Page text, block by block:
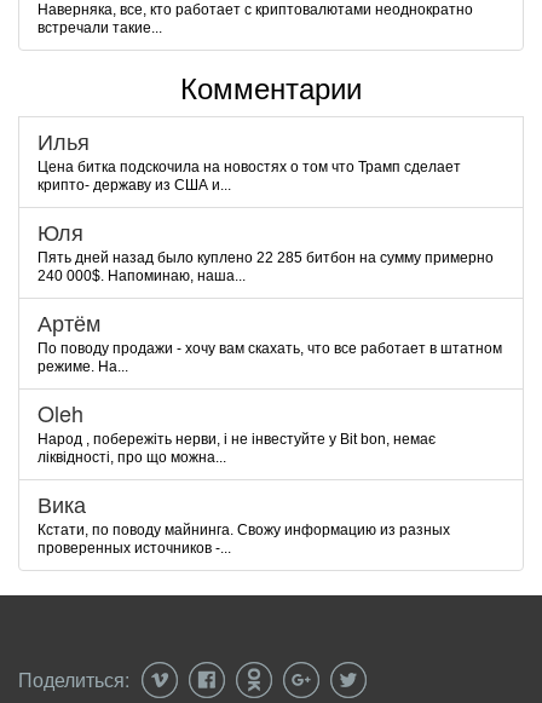
Наверняка, все, кто работает с криптовалютами неоднократно
встречали такие...
Комментарии
Илья
Цена битка подскочила на новостях о том что Трамп сделает
крипто- державу из США и...
Юля
Пять дней назад было куплено 22 285 битбон на сумму примерно
240 000$. Напоминаю, наша...
Артём
По поводу продажи - хочу вам скахать, что все работает в штатном
режиме. На...
Oleh
Народ , побережіть нерви, і не інвестуйте у Bit bon, немає
ліквідності, про що можна...
Вика
Кстати, по поводу майнинга. Свожу информацию из разных
проверенных источников -...
Поделиться: